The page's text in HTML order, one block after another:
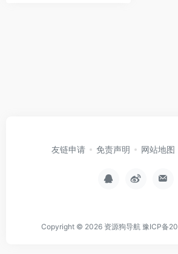
友链申请 免责声明 网站地图
Copyright © 2026 资源狗导航 豫ICP备